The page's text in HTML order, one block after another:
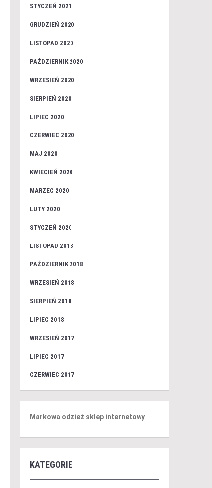
STYCZEŃ 2021
GRUDZIEŃ 2020
LISTOPAD 2020
PAŹDZIERNIK 2020
WRZESIEŃ 2020
SIERPIEŃ 2020
LIPIEC 2020
CZERWIEC 2020
MAJ 2020
KWIECIEŃ 2020
MARZEC 2020
LUTY 2020
STYCZEŃ 2020
LISTOPAD 2018
PAŹDZIERNIK 2018
WRZESIEŃ 2018
SIERPIEŃ 2018
LIPIEC 2018
WRZESIEŃ 2017
LIPIEC 2017
CZERWIEC 2017
Markowa odzież sklep internetowy
KATEGORIE